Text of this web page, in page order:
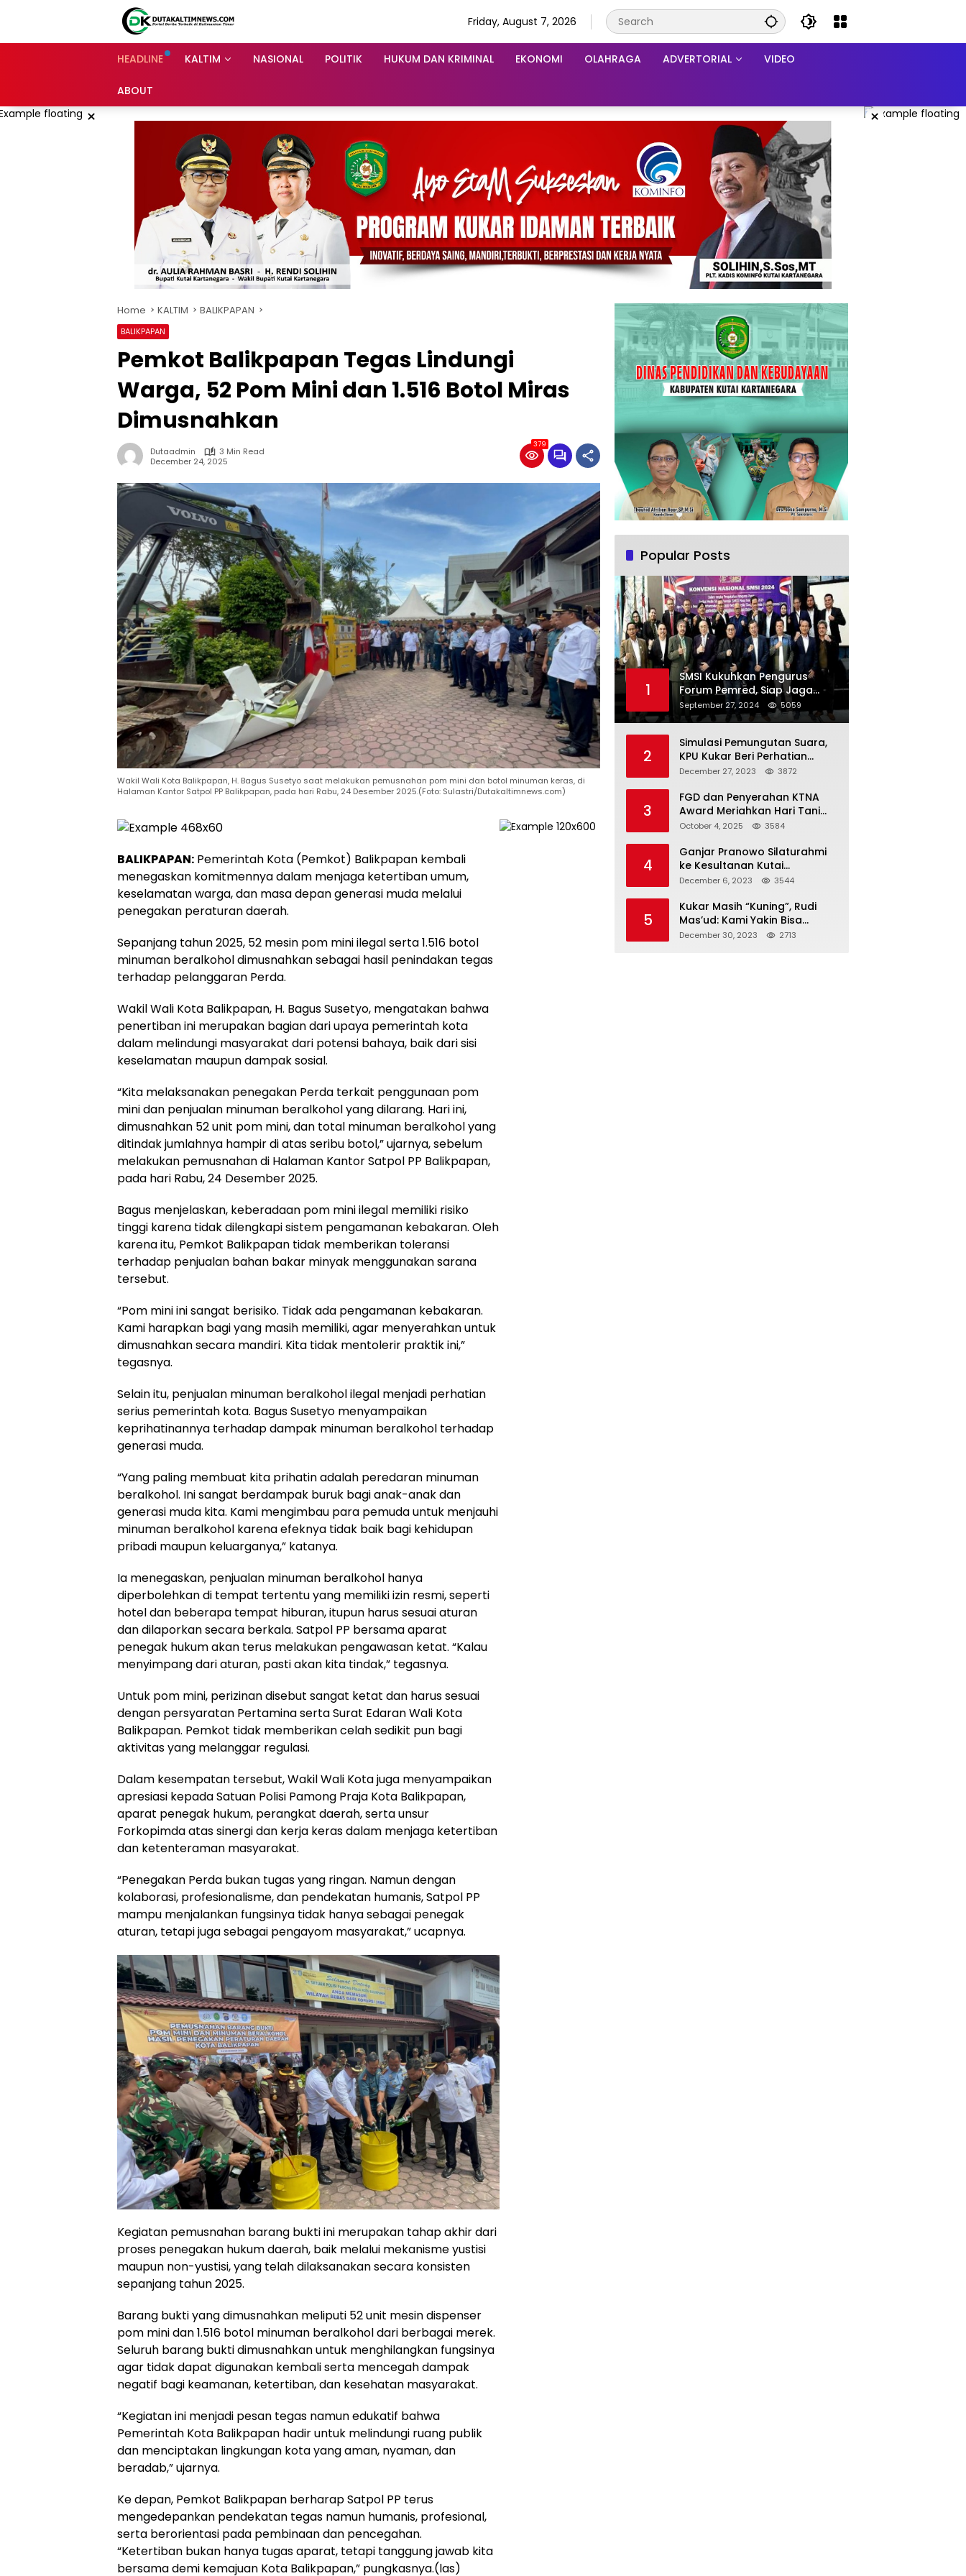
Friday, August 7, 2026
HEADLINE KALTIM NASIONAL POLITIK HUKUM DAN KRIMINAL EKONOMI OLAHRAGA ADVERTORIAL VIDEO
ABOUT
× ×
Home KALTIM BALIKPAPAN
BALIKPAPAN
Pemkot Balikpapan Tegas Lindungi
Warga, 52 Pom Mini dan 1.516 Botol Miras
Dimusnahkan
Dutaadmin
3 Min Read
December 24, 2025
379
Wakil Wali Kota Balikpapan, H. Bagus Susetyo saat melakukan pemusnahan pom mini dan botol minuman keras, di
Halaman Kantor Satpol PP Balikpapan, pada hari Rabu, 24 Desember 2025.(Foto: Sulastri/Dutakaltimnews.com)
BALIKPAPAN: Pemerintah Kota (Pemkot) Balikpapan kembali
menegaskan komitmennya dalam menjaga ketertiban umum,
keselamatan warga, dan masa depan generasi muda melalui
penegakan peraturan daerah.
Sepanjang tahun 2025, 52 mesin pom mini ilegal serta 1.516 botol
minuman beralkohol dimusnahkan sebagai hasil penindakan tegas
terhadap pelanggaran Perda.
Wakil Wali Kota Balikpapan, H. Bagus Susetyo, mengatakan bahwa
penertiban ini merupakan bagian dari upaya pemerintah kota
dalam melindungi masyarakat dari potensi bahaya, baik dari sisi
keselamatan maupun dampak sosial.
“Kita melaksanakan penegakan Perda terkait penggunaan pom
mini dan penjualan minuman beralkohol yang dilarang. Hari ini,
dimusnahkan 52 unit pom mini, dan total minuman beralkohol yang
ditindak jumlahnya hampir di atas seribu botol,” ujarnya, sebelum
melakukan pemusnahan di Halaman Kantor Satpol PP Balikpapan,
pada hari Rabu, 24 Desember 2025.
Bagus menjelaskan, keberadaan pom mini ilegal memiliki risiko
tinggi karena tidak dilengkapi sistem pengamanan kebakaran. Oleh
karena itu, Pemkot Balikpapan tidak memberikan toleransi
terhadap penjualan bahan bakar minyak menggunakan sarana
tersebut.
“Pom mini ini sangat berisiko. Tidak ada pengamanan kebakaran.
Kami harapkan bagi yang masih memiliki, agar menyerahkan untuk
dimusnahkan secara mandiri. Kita tidak mentolerir praktik ini,”
tegasnya.
Selain itu, penjualan minuman beralkohol ilegal menjadi perhatian
serius pemerintah kota. Bagus Susetyo menyampaikan
keprihatinannya terhadap dampak minuman beralkohol terhadap
generasi muda.
“Yang paling membuat kita prihatin adalah peredaran minuman
beralkohol. Ini sangat berdampak buruk bagi anak-anak dan
generasi muda kita. Kami mengimbau para pemuda untuk menjauhi
minuman beralkohol karena efeknya tidak baik bagi kehidupan
pribadi maupun keluarganya,” katanya.
Ia menegaskan, penjualan minuman beralkohol hanya
diperbolehkan di tempat tertentu yang memiliki izin resmi, seperti
hotel dan beberapa tempat hiburan, itupun harus sesuai aturan
dan dilaporkan secara berkala. Satpol PP bersama aparat
penegak hukum akan terus melakukan pengawasan ketat. “Kalau
menyimpang dari aturan, pasti akan kita tindak,” tegasnya.
Untuk pom mini, perizinan disebut sangat ketat dan harus sesuai
dengan persyaratan Pertamina serta Surat Edaran Wali Kota
Balikpapan. Pemkot tidak memberikan celah sedikit pun bagi
aktivitas yang melanggar regulasi.
Dalam kesempatan tersebut, Wakil Wali Kota juga menyampaikan
apresiasi kepada Satuan Polisi Pamong Praja Kota Balikpapan,
aparat penegak hukum, perangkat daerah, serta unsur
Forkopimda atas sinergi dan kerja keras dalam menjaga ketertiban
dan ketenteraman masyarakat.
“Penegakan Perda bukan tugas yang ringan. Namun dengan
kolaborasi, profesionalisme, dan pendekatan humanis, Satpol PP
mampu menjalankan fungsinya tidak hanya sebagai penegak
aturan, tetapi juga sebagai pengayom masyarakat,” ucapnya.
Kegiatan pemusnahan barang bukti ini merupakan tahap akhir dari
proses penegakan hukum daerah, baik melalui mekanisme yustisi
maupun non-yustisi, yang telah dilaksanakan secara konsisten
sepanjang tahun 2025.
Barang bukti yang dimusnahkan meliputi 52 unit mesin dispenser
pom mini dan 1.516 botol minuman beralkohol dari berbagai merek.
Seluruh barang bukti dimusnahkan untuk menghilangkan fungsinya
agar tidak dapat digunakan kembali serta mencegah dampak
negatif bagi keamanan, ketertiban, dan kesehatan masyarakat.
“Kegiatan ini menjadi pesan tegas namun edukatif bahwa
Pemerintah Kota Balikpapan hadir untuk melindungi ruang publik
dan menciptakan lingkungan kota yang aman, nyaman, dan
beradab,” ujarnya.
Ke depan, Pemkot Balikpapan berharap Satpol PP terus
mengedepankan pendekatan tegas namun humanis, profesional,
serta berorientasi pada pembinaan dan pencegahan.
“Ketertiban bukan hanya tugas aparat, tetapi tanggung jawab kita
bersama demi kemajuan Kota Balikpapan,” pungkasnya.(las)
Popular Posts
1
SMSI Kukuhkan Pengurus
Forum Pemred, Siap Jaga
Kualitas Media Daring di
Indonesia
September 27, 2024 5059
2
Simulasi Pemungutan Suara,
KPU Kukar Beri Perhatian
Penyandang Disabilitas
December 27, 2023 3872
3
FGD dan Penyerahan KTNA
Award Meriahkan Hari Tani
Nasional di Kukar
October 4, 2025 3584
4
Ganjar Pranowo Silaturahmi
ke Kesultanan Kutai
Kartanegara
December 6, 2023 3544
5
Kukar Masih “Kuning”, Rudi
Mas’ud: Kami Yakin Bisa
Menang di Pemilu 2024
December 30, 2023 2713